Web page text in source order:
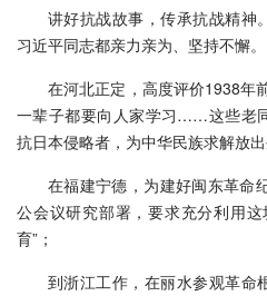
讲好抗战故事，传承抗战精神
习近平同志都亲力亲为、坚持不懈。
在河北正定，高度评价1938年
一辈子都要向人家学习……这些老
抗日本侵略者，为中华民族求解放出
在福建宁德，为建好闽东革命
公会议研究部署，要求充分利用
育”；
到浙江工作，在丽水参观革命